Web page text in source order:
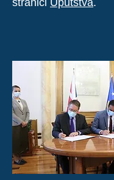
stranici Uputstva.